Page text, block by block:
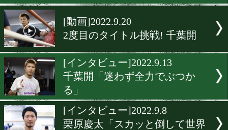
原優奈「弱点を見つけた」
[インタビュー]2022.9.20
波田大和「チャンスがあれ
を狙う」